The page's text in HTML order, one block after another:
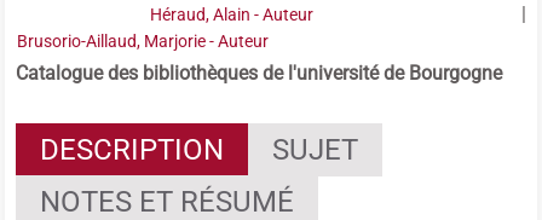
Héraud, Alain - Auteur |
Brusorio-Aillaud, Marjorie - Auteur
Catalogue des bibliothèques de l'université de Bourgogne
DESCRIPTION
SUJET
NOTES ET RÉSUMÉ